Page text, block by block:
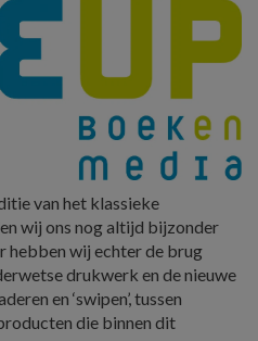
van het klassieke
wij ons nog altijd bijzonder
hebben wij echter de brug
drukwerk en de nieuwe
en ‘swipen’, tussen
die binnen dit